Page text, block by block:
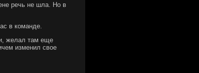
речь не шла. Но в
в команде.
желал там еще
изменил свοе